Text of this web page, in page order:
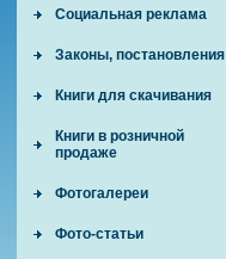
Социальная реклама
Законы, постановления
Книги для скачивания
Книги в розничной
продаже
Фотогалереи
Фото-статьи